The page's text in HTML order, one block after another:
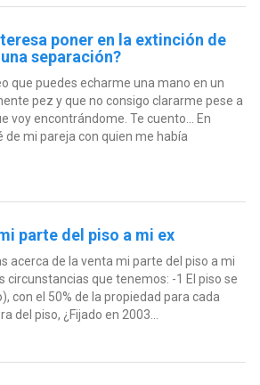
poner en la extinción de
separación?
que puedes echarme una mano en un
pez y que no consigo clararme pese a
voy encontrándome. Te cuento... En
mi pareja con quien me había
parte del piso a mi ex
acerca de la venta mi parte del piso a mi
circunstancias que tenemos: -1 El piso se
con el 50% de la propiedad para cada
del piso, ¿Fijado en 2003...